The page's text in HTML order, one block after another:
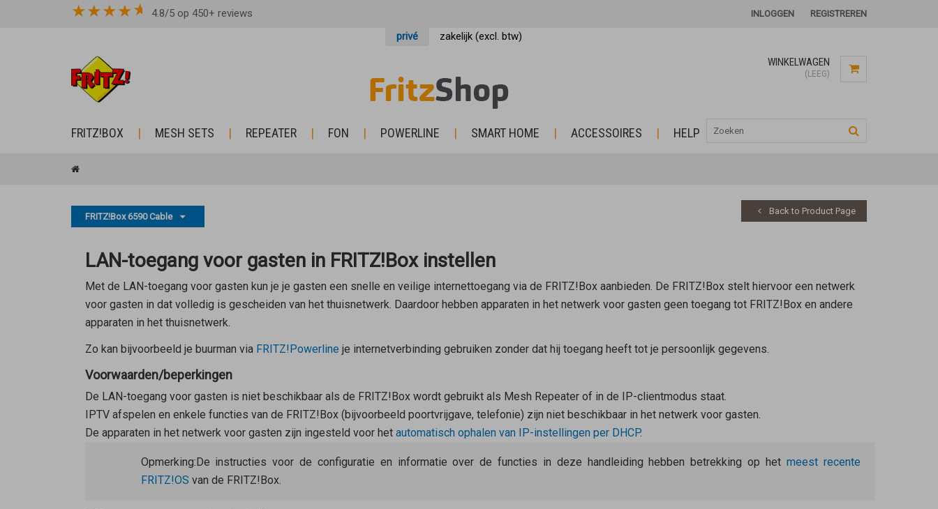
★★★★ 4.8/5 op 450+ reviews INLOGGEN REGISTREREN
privé zakelijk (excl. btw)
WINKELWAGEN
(LEEG)
FRITZ!BOX MESH SETS REPEATER FON POWERLINE SMART HOME ACCESSOIRES HELP
FRITZ!Box 6590 Cable
Back to Product Page
LAN-toegang voor gasten in FRITZ!Box instellen
Met de LAN-toegang voor gasten kun je je gasten een snelle en veilige internettoegang via de FRITZ!Box aanbieden. De FRITZ!Box stelt hiervoor een netwerk
voor gasten in dat volledig is gescheiden van het thuisnetwerk. Daardoor hebben apparaten in het netwerk voor gasten geen toegang tot FRITZ!Box en andere
apparaten in het thuisnetwerk.
Zo kan bijvoorbeeld je buurman via FRITZ!Powerline je internetverbinding gebruiken zonder dat hij toegang heeft tot je persoonlijk gegevens.
Voorwaarden/beperkingen
De LAN-toegang voor gasten is niet beschikbaar als de FRITZ!Box wordt gebruikt als Mesh Repeaterof in de IP-clientmodus staat.
IPTV afspelen en enkele functies van de FRITZ!Box (bijvoorbeeld poortvrijgave, telefonie) zijn niet beschikbaar in het netwerk voor gasten.
De apparaten in het netwerk voor gasten zijn ingesteld voor het automatisch ophalen van IP-instellingen per DHCP.
Opmerking: De instructies voor de configuratie en informatie over de functies in deze handleiding hebben betrekking op het meest recente
FRITZ!OS van de FRITZ!Box.